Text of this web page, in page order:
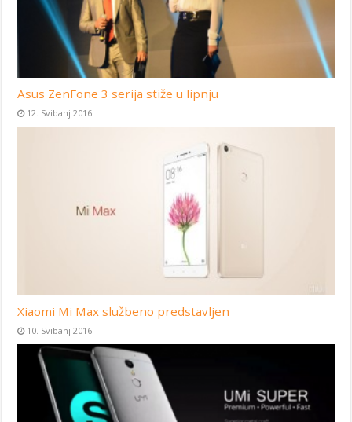
Asus ZenFone 3 serija stiže u lipnju
12. Svibanj 2016
Xiaomi Mi Max službeno predstavljen
10. Svibanj 2016